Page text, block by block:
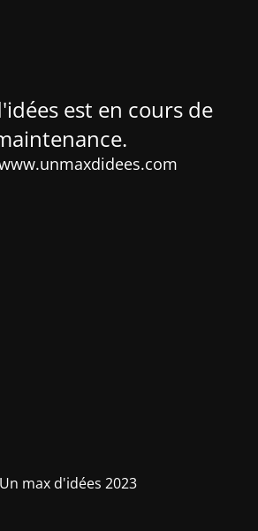
est en cours de
max d'idées 2023